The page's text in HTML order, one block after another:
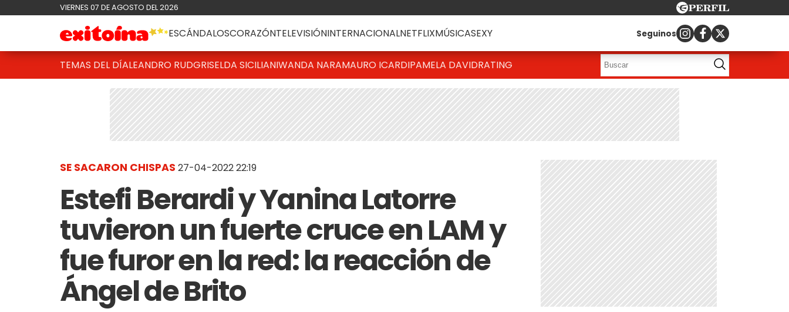
VIERNES 07 DE AGOSTO DEL 2026
ESCÁNDALOSCORAZÓNTELEVISIÓNINTERNACIONALNETFLIXMÚSICASEXY Seguinos
TEMAS DEL DÍALEANDRO RUDGRISELDA SICILIANIWANDA NARAMAURO ICARDIPAMELA DAVIDRATING
SE SACARON CHISPAS 27-04-2022 22:19
Estefi Berardi y Yanina Latorre
tuvieron un fuerte cruce en LAM y
fue furor en la red: la reacción de
Ángel de Brito